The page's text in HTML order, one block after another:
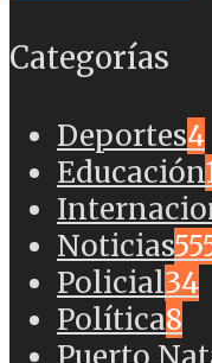
Categorías
Deportes4
Educación
Noticias
Policial34
Política8